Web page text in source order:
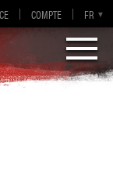
COMPTE FR
EN
DE
ES
EN-GB
2